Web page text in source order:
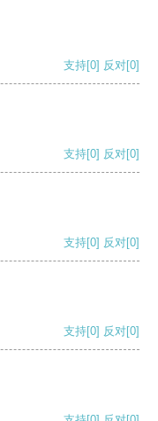
支持[0] 反对[0]
支持[0] 反对[0]
支持[0] 反对[0]
支持[0] 反对[0]